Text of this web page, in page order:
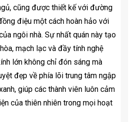
cũng được thiết kế với đường
điệu một cách hoàn hảo với
ngôi nhà. Sự nhất quán này tạo
mạch lạc và đầy tính nghệ
lớn không chỉ đón sáng mà
đẹp về phía lõi trung tâm ngập
giúp các thành viên luôn cảm
của thiên nhiên trong mọi hoạt